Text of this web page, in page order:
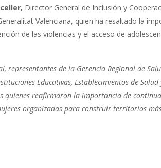
Director General de Inclusión y
Valenciana, quien ha resaltado la
de las violencias y el acceso de
representantes de la Gerencia Regional de
Educativas, Establecimientos de
quienes reafirmaron la importancia de
organizadas para construir territorios